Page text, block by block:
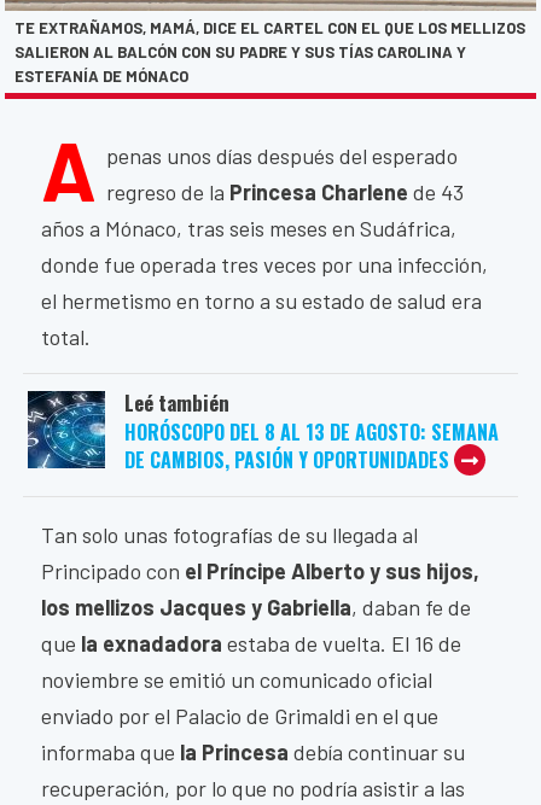
TE EXTRAÑAMOS, MAMÁ, DICE EL CARTEL CON EL QUE LOS MELLIZOS
SALIERON AL BALCÓN CON SU PADRE Y SUS TÍAS CAROLINA Y
ESTEFANÍA DE MÓNACO
A penas unos días después del esperado
regreso de la Princesa Charlene de 43
años a Mónaco, tras seis meses en Sudáfrica,
donde fue operada tres veces por una infección,
el hermetismo en torno a su estado de salud era
total.
Leé también
HORÓSCOPO DEL 8 AL 13 DE AGOSTO: SEMANA
DE CAMBIOS, PASIÓN Y OPORTUNIDADES
Tan solo unas fotografías de su llegada al
Principado con el Príncipe Alberto y sus hijos,
los mellizos Jacques y Gabriella, daban fe de
que la exnadadora estaba de vuelta. El 16 de
noviembre se emitió un comunicado oficial
enviado por el Palacio de Grimaldi en el que
informaba que la Princesa debía continuar su
recuperación, por lo que no podría asistir a las